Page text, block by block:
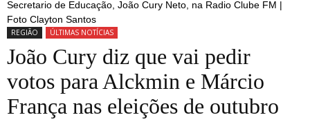
Secretario de Educação, João Cury Neto, na Radio Clube FM |
Foto Clayton Santos
REGIÃO ÚLTIMAS NOTÍCIAS
João Cury diz que vai pedir
votos para Alckmin e Márcio
França nas eleições de outubro